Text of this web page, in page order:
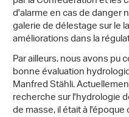
d'alarme en cas de danger
galerie de délestage sur le
améliorations dans la
Par ailleurs, nous avons
bonne évaluation
Manfred Stähli.
recherche sur l'hydrologie
de masse, il était à